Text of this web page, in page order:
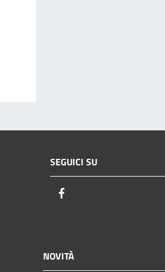
SEGUICI SU
NOVITÀ